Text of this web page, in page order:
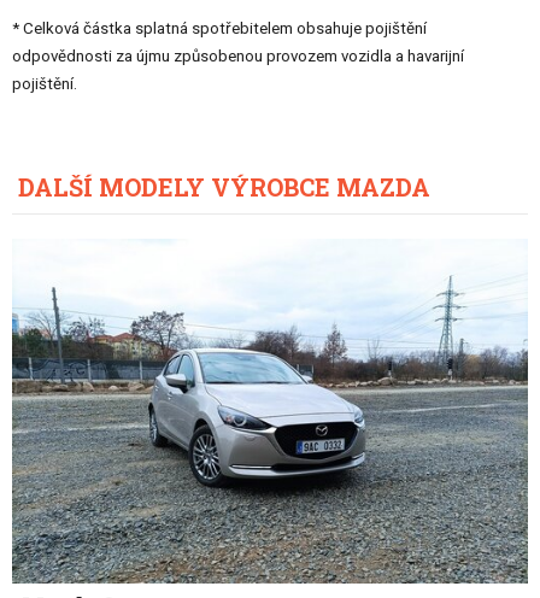
* Celková částka splatná spotřebitelem obsahuje pojištění
odpovědnosti za újmu způsobenou provozem vozidla a havarijní
pojištění.
DALŠÍ MODELY VÝROBCE MAZDA